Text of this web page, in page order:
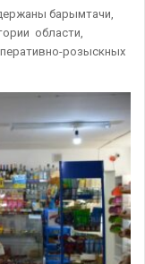
барымтачи,
области,
розыскных